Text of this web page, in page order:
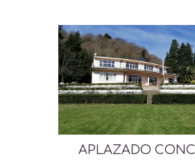
APLAZADO